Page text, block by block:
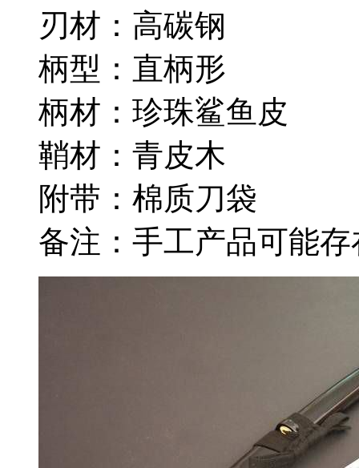
刃材：高碳钢
柄型：直柄形
柄材：珍珠鲨鱼皮
鞘材：青皮木
附带：棉质刀袋
备注：手工产品可能